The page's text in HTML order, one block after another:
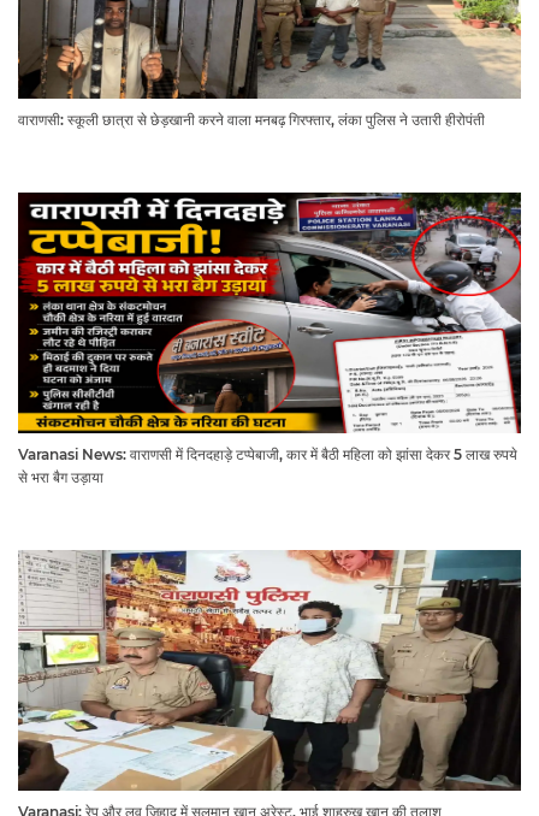
वाराणसी: स्कूली छात्रा से छेड़खानी करने वाला मनबढ़ गिरफ्तार, लंका पुलिस ने उतारी हीरोपंती
Varanasi News: वाराणसी में दिनदहाड़े टप्पेबाजी, कार में बैठी महिला को झांसा देकर 5 लाख रुपये
से भरा बैग उड़ाया
Varanasi: रेप और लव जिहाद में सलमान खान अरेस्ट, भाई शाहरुख खान की तलाश